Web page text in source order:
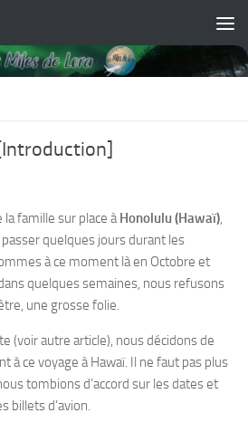
famille sur place àHonolulu (Hawaï),
quelques jours durant les
à ce moment là en Octobre et
quelques semaines, nous refusons
une grosse folie.
(voir autre article), nous décidons de
à ce voyage à Hawaï. Il ne faut pas plus
tombions d’accord sur les dates et
billets d’avion.